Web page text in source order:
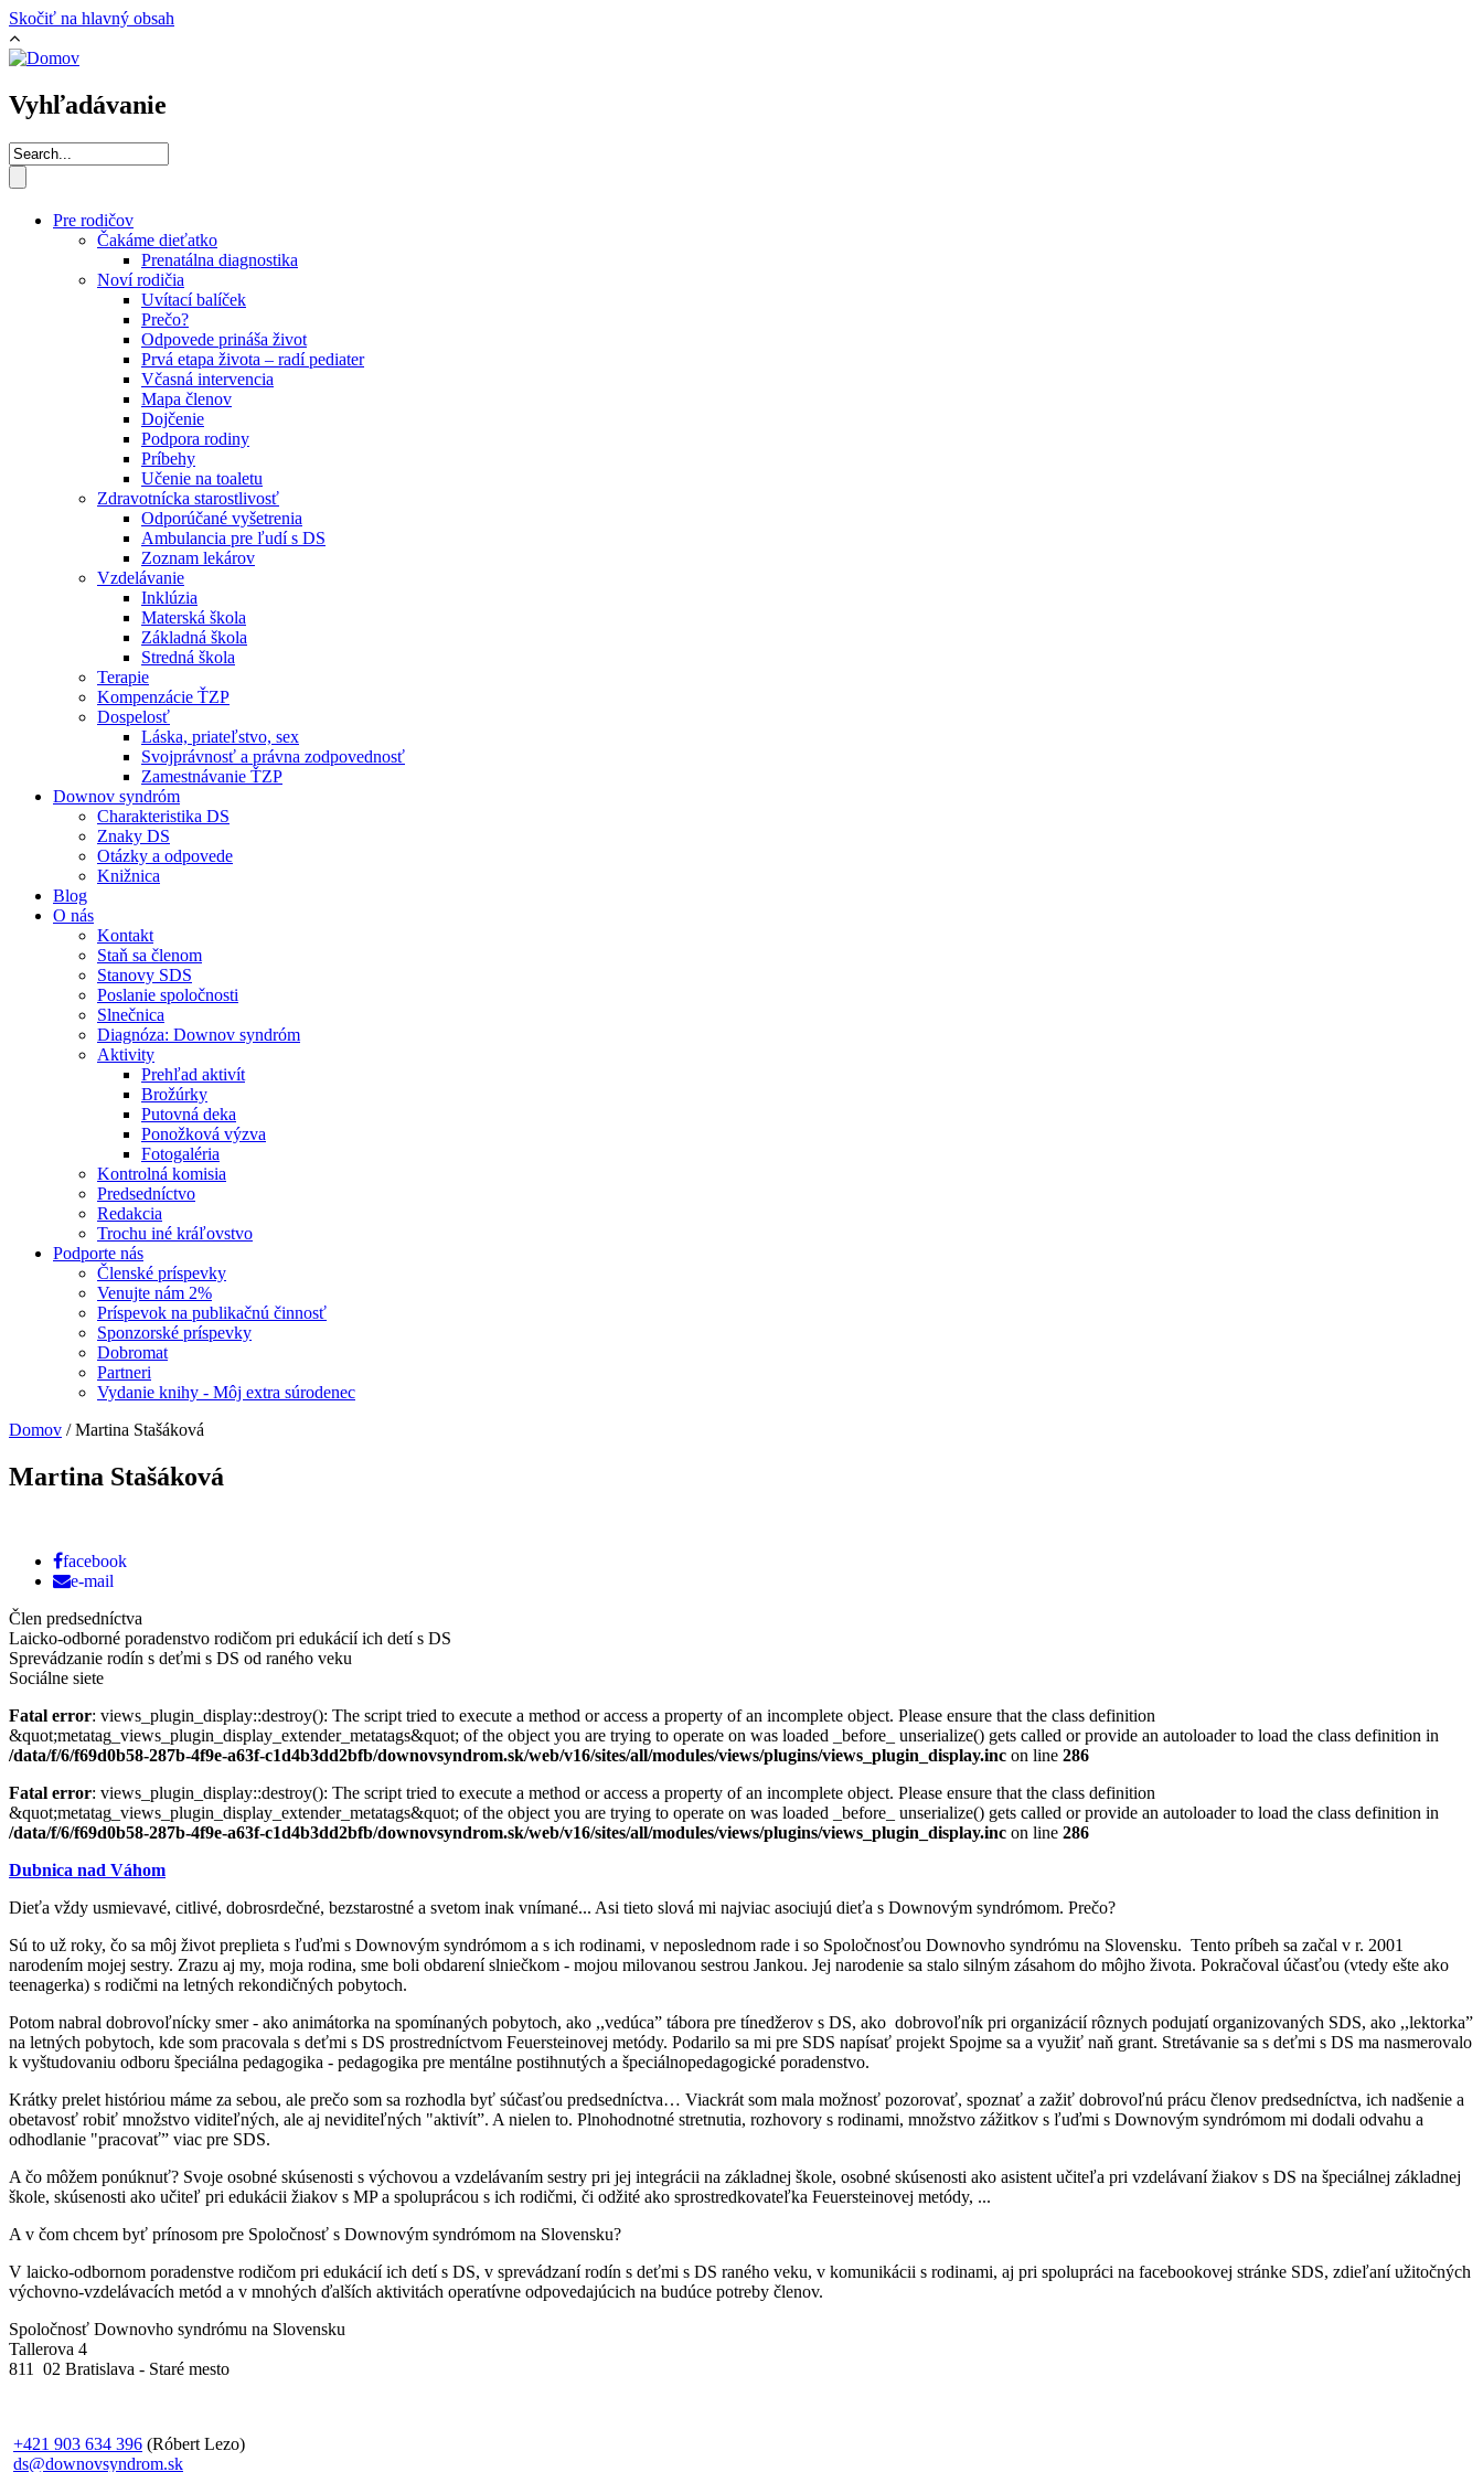
Skočiť na hlavný obsah
Vyhľadávanie
Pre rodičov
Čakáme dieťatko
Prenatálna diagnostika
Noví rodičia
Uvítací balíček
Prečo?
Odpovede prináša život
Prvá etapa života – radí pediater
Včasná intervencia
Mapa členov
Dojčenie
Podpora rodiny
Príbehy
Učenie na toaletu
Zdravotnícka starostlivosť
Odporúčané vyšetrenia
Ambulancia pre ľudí s DS
Zoznam lekárov
Vzdelávanie
Inklúzia
Materská škola
Základná škola
Stredná škola
Terapie
Kompenzácie ŤZP
Dospelosť
Láska, priateľstvo, sex
Svojprávnosť a právna zodpovednosť
Zamestnávanie ŤZP
Downov syndróm
Charakteristika DS
Znaky DS
Otázky a odpovede
Knižnica
Blog
O nás
Kontakt
Staň sa členom
Stanovy SDS
Poslanie spoločnosti
Slnečnica
Diagnóza: Downov syndróm
Aktivity
Prehľad aktivít
Brožúrky
Putovná deka
Ponožková výzva
Fotogaléria
Kontrolná komisia
Predsedníctvo
Redakcia
Trochu iné kráľovstvo
Podporte nás
Členské príspevky
Venujte nám 2%
Príspevok na publikačnú činnosť
Sponzorské príspevky
Dobromat
Partneri
Vydanie knihy - Môj extra súrodenec
Domov /Martina Stašáková
Martina Stašáková
facebook
e-mail
Člen predsedníctva
Laicko-odborné poradenstvo rodičom pri edukácií ich detí s DS
Sprevádzanie rodín s deťmi s DS od raného veku
Sociálne siete
Fatal error: views_plugin_display::destroy(): The script tried to execute a method or access a property of an incomplete object. Please ensure that the class definition
&quot;metatag_views_plugin_display_extender_metatags&quot; of the object you are trying to operate on was loaded _before_ unserialize() gets called or provide an autoloader to load the class definition in
/data/f/6/f69d0b58-287b-4f9e-a63f-c1d4b3dd2bfb/downovsyndrom.sk/web/v16/sites/all/modules/views/plugins/views_plugin_display.inc on line 286
Fatal error: views_plugin_display::destroy(): The script tried to execute a method or access a property of an incomplete object. Please ensure that the class definition
&quot;metatag_views_plugin_display_extender_metatags&quot; of the object you are trying to operate on was loaded _before_ unserialize() gets called or provide an autoloader to load the class definition in
/data/f/6/f69d0b58-287b-4f9e-a63f-c1d4b3dd2bfb/downovsyndrom.sk/web/v16/sites/all/modules/views/plugins/views_plugin_display.inc on line 286
Dubnica nad Váhom
Dieťa vždy usmievavé, citlivé, dobrosrdečné, bezstarostné a svetom inak vnímané... Asi tieto slová mi najviac asociujú dieťa s Downovým syndrómom. Prečo?
Sú to už roky, čo sa môj život preplieta s ľuďmi s Downovým syndrómom a s ich rodinami, v neposlednom rade i so Spoločnosťou Downovho syndrómu na Slovensku. Tento príbeh sa začal v r. 2001
narodením mojej sestry. Zrazu aj my, moja rodina, sme boli obdarení slniečkom - mojou milovanou sestrou Jankou. Jej narodenie sa stalo silným zásahom do môjho života. Pokračoval účasťou (vtedy ešte ako
teenagerka) s rodičmi na letných rekondičných pobytoch.
Potom nabral dobrovoľnícky smer - ako animátorka na spomínaných pobytoch, ako ,,vedúca” tábora pre tínedžerov s DS, ako dobrovoľník pri organizácií rôznych podujatí organizovaných SDS, ako ,,lektorka”
na letných pobytoch, kde som pracovala s deťmi s DS prostredníctvom Feuersteinovej metódy. Podarilo sa mi pre SDS napísať projekt Spojme sa a využiť naň grant. Stretávanie sa s deťmi s DS ma nasmerovalo
k vyštudovaniu odboru špeciálna pedagogika - pedagogika pre mentálne postihnutých a špeciálnopedagogické poradenstvo.
Krátky prelet históriou máme za sebou, ale prečo som sa rozhodla byť súčasťou predsedníctva… Viackrát som mala možnosť pozorovať, spoznať a zažiť dobrovoľnú prácu členov predsedníctva, ich nadšenie a
obetavosť robiť množstvo viditeľných, ale aj neviditeľných "aktivít”. A nielen to. Plnohodnotné stretnutia, rozhovory s rodinami, množstvo zážitkov s ľuďmi s Downovým syndrómom mi dodali odvahu a
odhodlanie "pracovať” viac pre SDS.
A čo môžem ponúknuť? Svoje osobné skúsenosti s výchovou a vzdelávaním sestry pri jej integrácii na základnej škole, osobné skúsenosti ako asistent učiteľa pri vzdelávaní žiakov s DS na špeciálnej základnej
škole, skúsenosti ako učiteľ pri edukácii žiakov s MP a spoluprácou s ich rodičmi, či odžité ako sprostredkovateľka Feuersteinovej metódy, ...
A v čom chcem byť prínosom pre Spoločnosť s Downovým syndrómom na Slovensku?
V laicko-odbornom poradenstve rodičom pri edukácií ich detí s DS, v sprevádzaní rodín s deťmi s DS raného veku, v komunikácii s rodinami, aj pri spolupráci na facebookovej stránke SDS, zdieľaní užitočných
výchovno-vzdelávacích metód a v mnohých ďalších aktivitách operatívne odpovedajúcich na budúce potreby členov.
Spoločnosť Downovho syndrómu na Slovensku
Tallerova 4
811 02 Bratislava - Staré mesto
+421 903 634 396 (Róbert Lezo)
ds@downovsyndrom.sk